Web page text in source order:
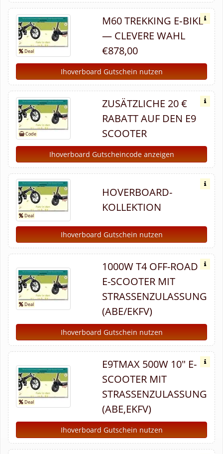
M60 TREKKING E‑BIKE
— CLEVERE WAHL
€878,00
Ihoverboard Gutschein nutzen
ZUSÄTZLICHE 20 €
RABATT AUF DEN E9
SCOOTER
Ihoverboard Gutscheincode anzeigen
HOVERBOARD-
KOLLEKTION
Ihoverboard Gutschein nutzen
1000W T4 OFF-ROAD
E-SCOOTER MIT
STRASSENZULASSUNG (
ABE/EKFV)
Ihoverboard Gutschein nutzen
E9TMAX 500W 10" E-
SCOOTER MIT
STRASSENZULASSUNG (
ABE,EKFV)
Ihoverboard Gutschein nutzen